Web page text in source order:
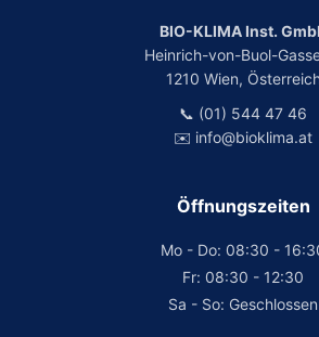
BIO-KLIMA Inst.
Heinrich-von-Buol-
1210 Wien,
📞 (01) 544 47 46
✉️ info@bioklima.at
Öffnungszeiten
Mo - Do: 08:30 -
Fr: 08:30 - 12:30
Sa - So: Geschlossen